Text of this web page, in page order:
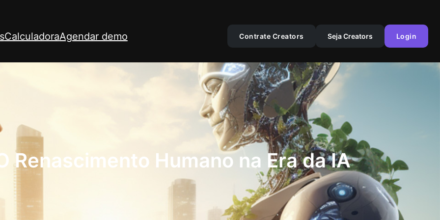
CalculadoraAgendar demo Contrate Creators Seja Creators Login
Renascimento Humano na Era da IA